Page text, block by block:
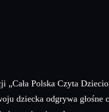
Polska Czyta
dziecka odgrywa głośne